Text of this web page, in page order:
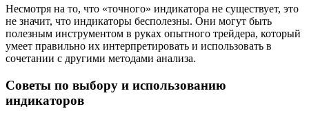
Несмотря на то, что «точного» индикатора не существует, это
не значит, что индикаторы бесполезны. Они могут быть
полезным инструментом в руках опытного трейдера, который
умеет правильно их интерпретировать и использовать в
сочетании с другими методами анализа.
Советы по выбору и использованию
индикаторов